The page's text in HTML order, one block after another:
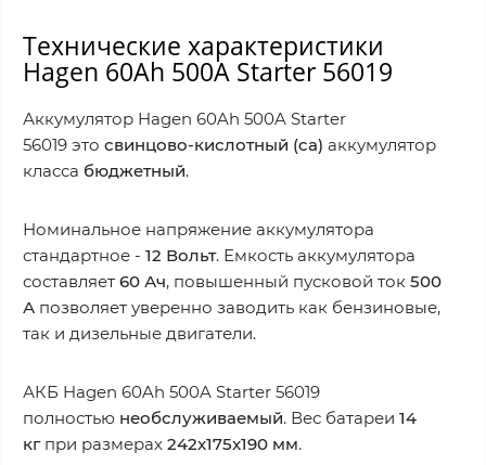
Технические характеристики
Hagen 60Ah 500A Starter 56019
Аккумулятор Hagen 60Ah 500A Starter
56019 это свинцово-кислотный (ca) аккумулятор
класса бюджетный.
Номинальное напряжение аккумулятора
стандартное - 12 Вольт. Емкость аккумулятора
составляет 60 Ач, повышенный пусковой ток 500
А позволяет уверенно заводить как бензиновые,
так и дизельные двигатели.
АКБ Hagen 60Ah 500A Starter 56019
полностью необслуживаемый. Вес батареи 14
кгпри размерах 242x175x190 мм.